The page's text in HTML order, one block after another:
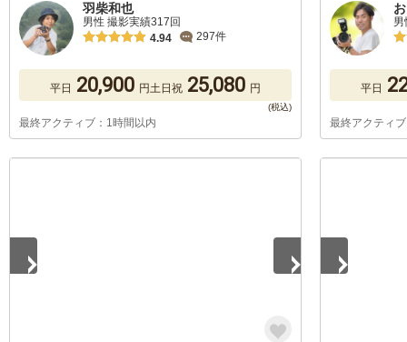
羽柴和也
男性 撮影実績317回
4.94
297件
平日 20,900 円土日祝 25,080 円
最終アクティブ：1時間以内
平日
最終アクティ